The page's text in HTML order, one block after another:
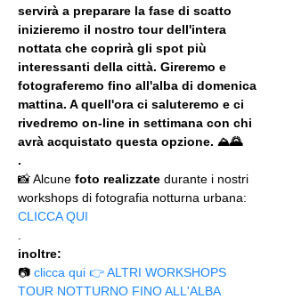
servirà a preparare la fase di scatto
inizieremo il nostro tour dell'intera
nottata che coprirà gli spot più
interessanti della città. Gireremo e
fotograferemo fino all'alba di domenica
mattina. A quell'ora ci saluteremo e ci
rivedremo on-line in settimana con chi
avrà acquistato questa opzione. ⛰🌄
.
📸 Alcune foto realizzate durante i nostri
workshops di fotografia notturna urbana:
CLICCA QUI
inoltre:
📷 clicca qui 👉 ALTRI WORKSHOPS
TOUR NOTTURNO FINO ALL'ALBA